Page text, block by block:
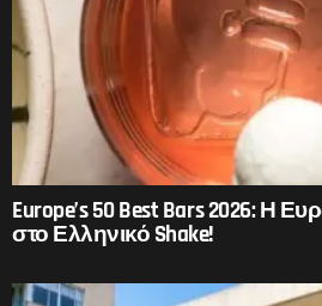
Europe’s 50 Best Bars 2026: Η
στο Ελληνικό Shake!